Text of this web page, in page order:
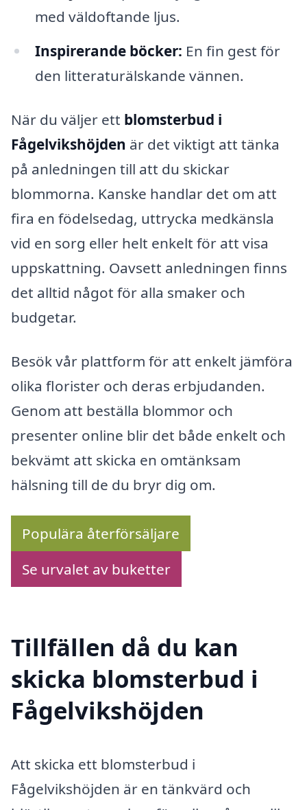
med väldoftande ljus.
Inspirerande böcker: En fin gest för
den litteraturälskande vännen.
När du väljer ett blomsterbud i
Fågelvikshöjden är det viktigt att tänka
på anledningen till att du skickar
blommorna. Kanske handlar det om att
fira en födelsedag, uttrycka medkänsla
vid en sorg eller helt enkelt för att visa
uppskattning. Oavsett anledningen finns
det alltid något för alla smaker och
budgetar.
Besök vår plattform för att enkelt jämföra
olika florister och deras erbjudanden.
Genom att beställa blommor och
presenter online blir det både enkelt och
bekvämt att skicka en omtänksam
hälsning till de du bryr dig om.
Populära återförsäljare
Se urvalet av buketter
Tillfällen då du kan
skicka blomsterbud i
Fågelvikshöjden
Att skicka ett blomsterbud i
Fågelvikshöjden är en tänkvärd och